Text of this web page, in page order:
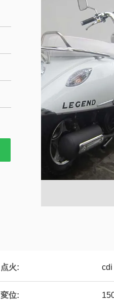
点火: cdi
変位: